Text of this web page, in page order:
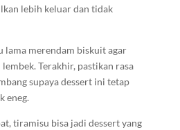
lebih keluar dan tidak
lama merendam biskuit agar
Terakhir, pastikan rasa
supaya dessert ini tetap
eneg.
tiramisu bisa jadi dessert yang